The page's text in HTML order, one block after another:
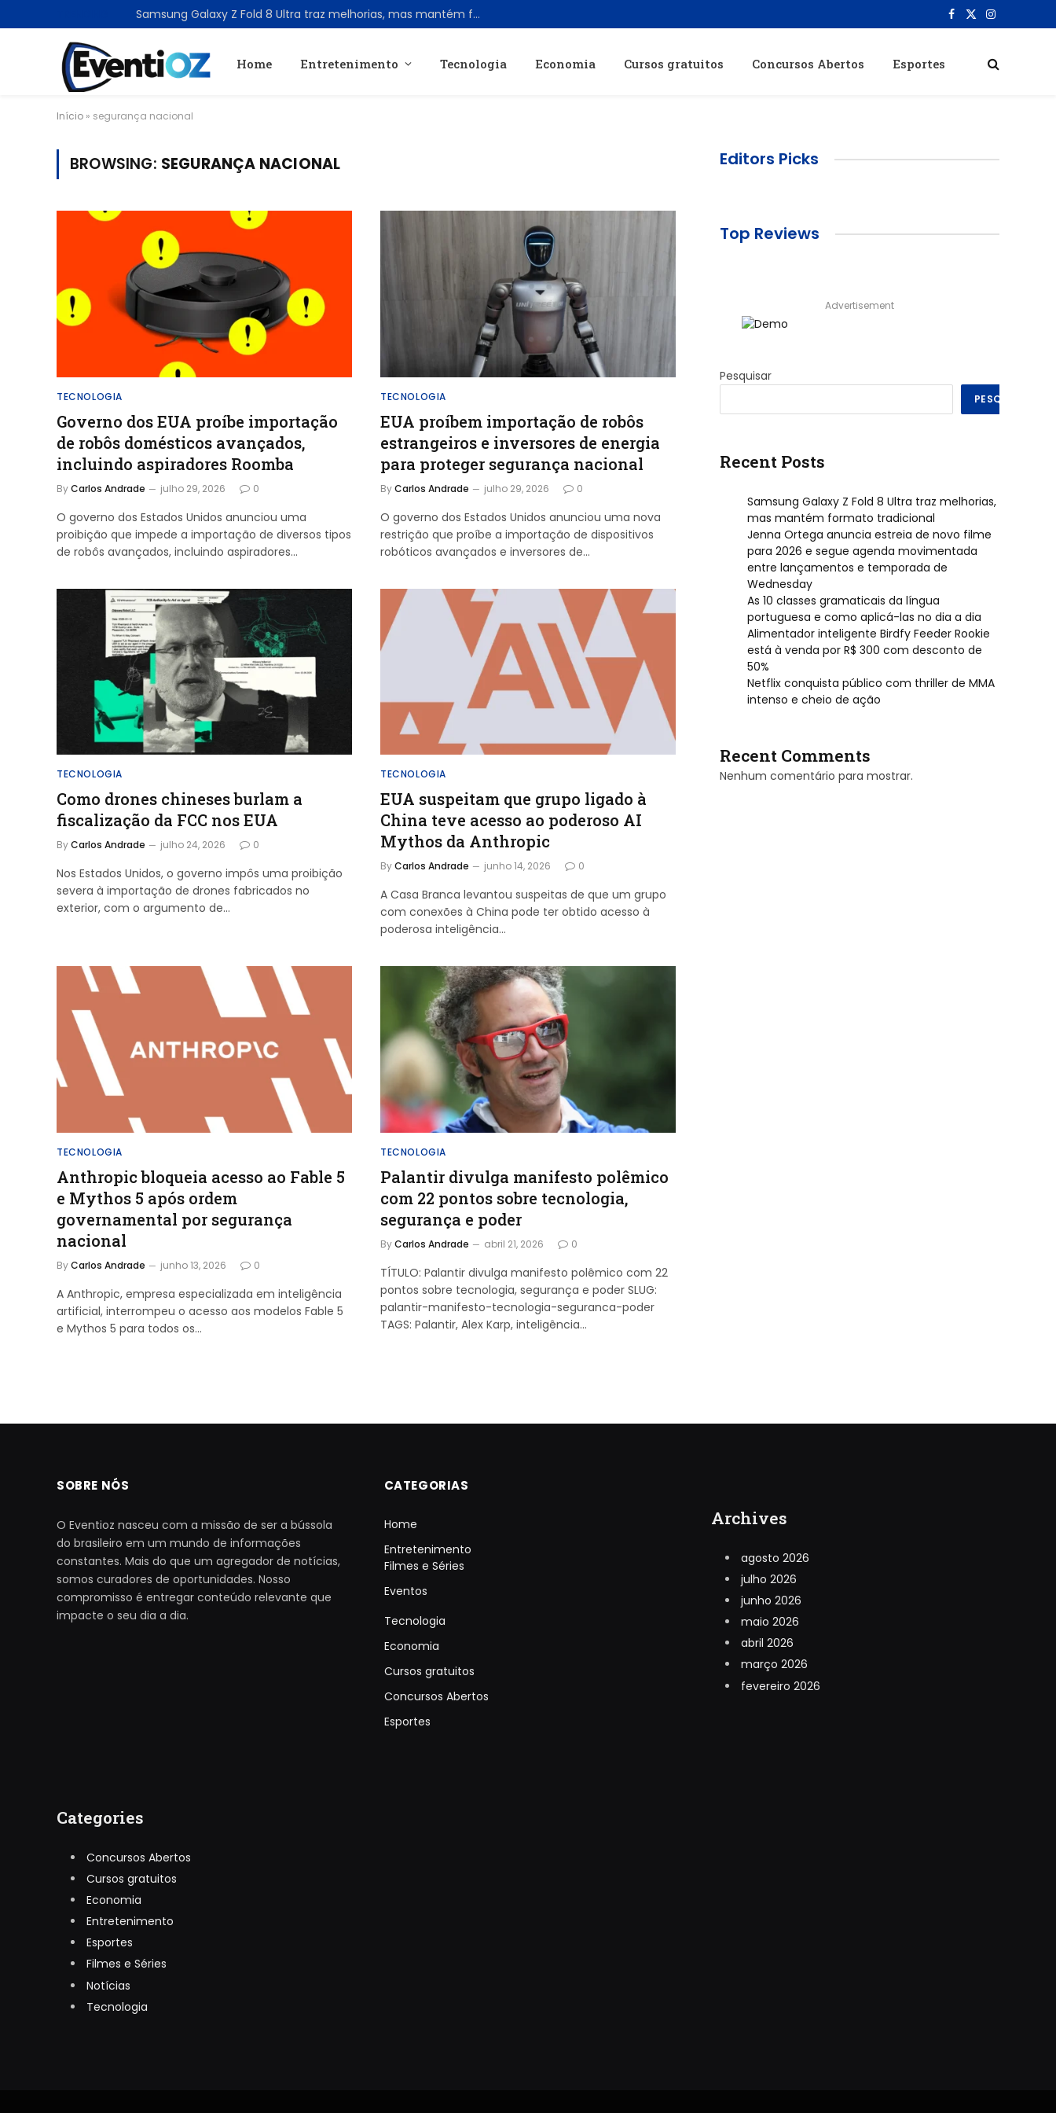
Samsung Galaxy Z Fold 8 Ultra traz melhorias, mas mantém formato tradicional Facebook
X
Instagram
Home Entretenimento Tecnologia Economia Cursos gratuitos Concursos Abertos Esportes
Início » segurança nacional
BROWSING: SEGURANÇA NACIONAL
TECNOLOGIA
Governo dos EUA proíbe importação
de robôs domésticos avançados,
incluindo aspiradores Roomba
ByCarlos Andrade julho 29, 2026 0
O governo dos Estados Unidos anunciou uma
proibição que impede a importação de diversos tipos
de robôs avançados, incluindo aspiradores…
TECNOLOGIA
EUA proíbem importação de robôs
estrangeiros e inversores de energia
para proteger segurança nacional
ByCarlos Andrade julho 29, 2026 0
O governo dos Estados Unidos anunciou uma nova
restrição que proíbe a importação de dispositivos
robóticos avançados e inversores de…
TECNOLOGIA
Como drones chineses burlam a
fiscalização da FCC nos EUA
ByCarlos Andrade julho 24, 2026 0
Nos Estados Unidos, o governo impôs uma proibição
severa à importação de drones fabricados no
exterior, com o argumento de…
TECNOLOGIA
EUA suspeitam que grupo ligado à
China teve acesso ao poderoso AI
Mythos da Anthropic
ByCarlos Andrade junho 14, 2026 0
A Casa Branca levantou suspeitas de que um grupo
com conexões à China pode ter obtido acesso à
poderosa inteligência…
TECNOLOGIA
Anthropic bloqueia acesso ao Fable 5
e Mythos 5 após ordem
governamental por segurança
nacional
ByCarlos Andrade junho 13, 2026 0
A Anthropic, empresa especializada em inteligência
artificial, interrompeu o acesso aos modelos Fable 5
e Mythos 5 para todos os…
TECNOLOGIA
Palantir divulga manifesto polêmico
com 22 pontos sobre tecnologia,
segurança e poder
ByCarlos Andrade abril 21, 2026 0
TÍTULO: Palantir divulga manifesto polêmico com 22
pontos sobre tecnologia, segurança e poder SLUG:
palantir-manifesto-tecnologia-seguranca-poder
TAGS: Palantir, Alex Karp, inteligência…
Editors Picks
Top Reviews
Advertisement
Pesquisar
PESQUISAR
Recent Posts
Samsung Galaxy Z Fold 8 Ultra traz melhorias,
mas mantém formato tradicional
Jenna Ortega anuncia estreia de novo filme
para 2026 e segue agenda movimentada
entre lançamentos e temporada de
Wednesday
As 10 classes gramaticais da língua
portuguesa e como aplicá-las no dia a dia
Alimentador inteligente Birdfy Feeder Rookie
está à venda por R$ 300 com desconto de
50%
Netflix conquista público com thriller de MMA
intenso e cheio de ação
Recent Comments
Nenhum comentário para mostrar.
SOBRE NÓS
O Eventioz nasceu com a missão de ser a bússola
do brasileiro em um mundo de informações
constantes. Mais do que um agregador de notícias,
somos curadores de oportunidades. Nosso
compromisso é entregar conteúdo relevante que
impacte o seu dia a dia.
CATEGORIAS
Home
Entretenimento
Filmes e Séries
Eventos
Tecnologia
Economia
Cursos gratuitos
Concursos Abertos
Esportes
Archives
agosto 2026
julho 2026
junho 2026
maio 2026
abril 2026
março 2026
fevereiro 2026
Categories
Concursos Abertos
Cursos gratuitos
Economia
Entretenimento
Esportes
Filmes e Séries
Notícias
Tecnologia